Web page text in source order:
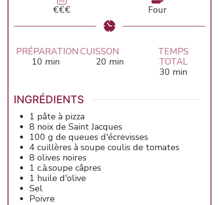
€€€ Four
PRÉPARATION
10minutes
min
CUISSON
20minutes
min
TEMPS
TOTAL
30 minutes
min
INGRÉDIENTS
1 pâte à pizza
8 noix de Saint Jacques
100 g de queues d'écrevisses
4 cuillères à soupe coulis de tomates
8 olives noires
1 c.à.soupe câpres
1 huile d'olive
Sel
Poivre